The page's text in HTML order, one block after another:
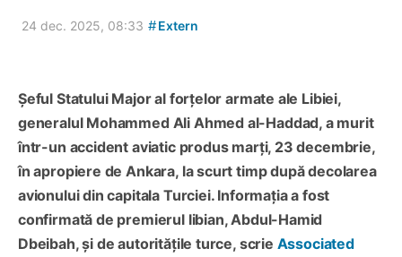
24 dec. 2025, 08:33 #Extern
Șeful Statului Major al forțelor armate ale Libiei,
generalul Mohammed Ali Ahmed al-Haddad, a murit
într-un accident aviatic produs marți, 23 decembrie,
în apropiere de Ankara, la scurt timp după decolarea
avionului din capitala Turciei. Informația a fost
confirmată de premierul libian, Abdul-Hamid
Dbeibah, și de autoritățile turce, scrie Associated